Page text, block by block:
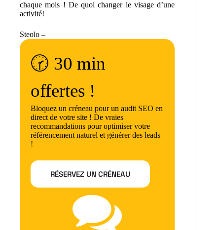
chaque mois ! De quoi changer le visage d’une
activité!
Steolo –
🕝 30 min
offertes !
Bloquez un créneau pour un audit SEO en
direct de votre site ! De vraies
recommandations pour optimiser votre
référencement naturel et générer des leads
!
RÉSERVEZ UN CRÉNEAU